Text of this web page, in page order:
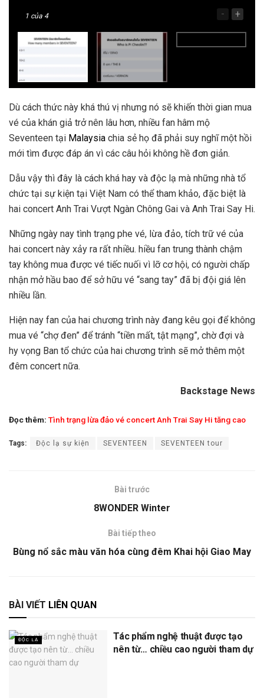
1 của 4 - +
Dù cách thức này khá thú vị nhưng nó sẽ khiến thời gian mua
vé của khán giả trở nên lâu hơn, nhiều fan hâm mộ
Seventeen tại Malaysia chia sẻ họ đã phải suy nghĩ một hồi
mới tìm được đáp án vì các câu hỏi không hề đơn giản.
Dẫu vậy thì đây là cách khá hay và độc lạ mà những nhà tổ
chức tại sự kiện tại Việt Nam có thể tham khảo, đặc biệt là
hai concert Anh Trai Vượt Ngàn Chông Gai và Anh Trai Say Hi.
Những ngày nay tình trạng phe vé, lừa đảo, tích trữ vé của
hai concert này xảy ra rất nhiều. hiều fan trung thành chậm
tay không mua được vé tiếc nuối vì lỡ cơ hội, có người chấp
nhận mở hầu bao để sở hữu vé “sang tay” đã bị đội giá lên
nhiều lần.
Hiện nay fan của hai chương trình này đang kêu gọi để không
mua vé “chợ đen” để tránh “tiền mất, tật mạng”, chờ đợi và
hy vọng Ban tổ chức của hai chương trình sẽ mở thêm một
đêm concert nữa.
Backstage News
Đọc thêm: Tình trạng lừa đảo vé concert Anh Trai Say Hi tăng cao
Tags: Độc lạ sự kiện SEVENTEEN SEVENTEEN tour
Bài trước
8WONDER Winter
Bài tiếp theo
Bùng nổ sắc màu văn hóa cùng đêm Khai hội Giao May
BÀI VIẾT LIÊN QUAN
ĐỘC LẠ
Tác phẩm nghệ thuật được tạo
nên từ… chiều cao người tham dự